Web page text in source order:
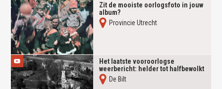
Zit de mooiste oorlogsfoto in jouw
album?
Provincie Utrecht
Het laatste vooroorlogse
weerbericht: helder tot halfbewolkt
De Bilt